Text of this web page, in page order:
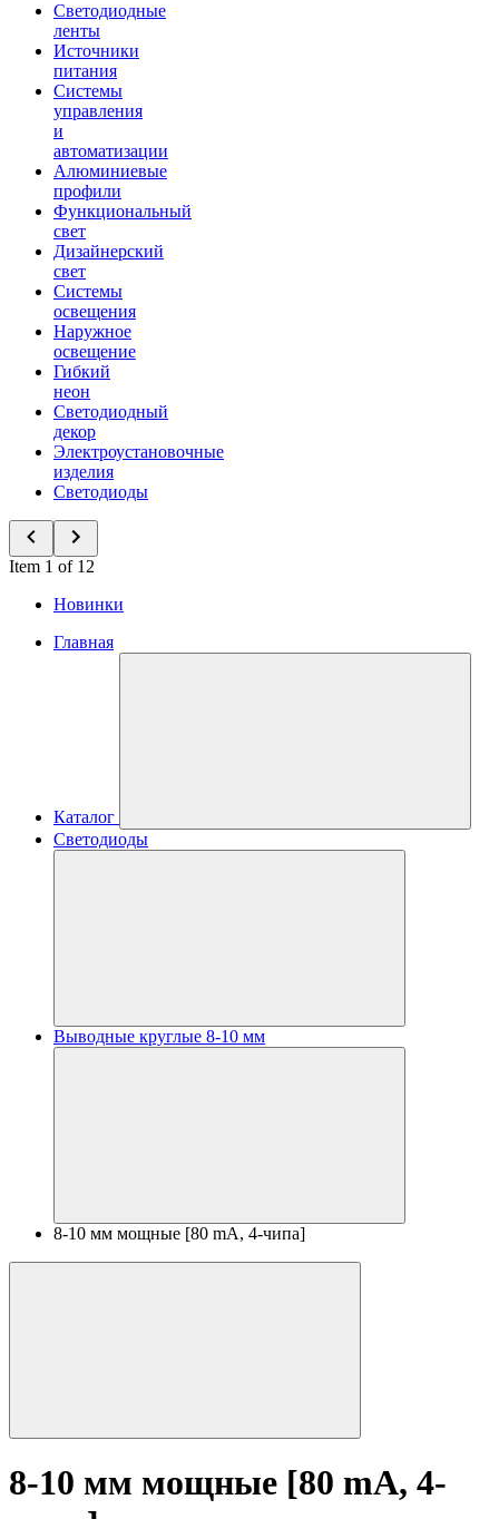
Светодиодные
ленты
Источники
питания
Системы
управления
и
автоматизации
Алюминиевые
профили
Функциональный
свет
Дизайнерский
свет
Системы
освещения
Наружное
освещение
Гибкий
неон
Светодиодный
декор
Электроустановочные
изделия
Светодиоды
Item 1 of 12
Новинки
Главная
Каталог
Светодиоды
Выводные круглые 8-10 мм
8-10 мм мощные [80 mA, 4-чипа]
8-10 мм мощные [80 mA, 4-